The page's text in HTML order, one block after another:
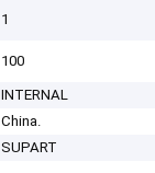
1
100
INTERNAL
China.
SUPART